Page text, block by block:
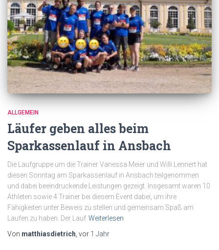
ALLGEMEIN
Läufer geben alles beim
Sparkassenlauf in Ansbach
Die Laufgruppe um die Trainer Vanessa Meier und Willi Lennert hat
diesen Sonntag am Sparkassenlauf in Ansbach teilgenommen
und dabei beeindruckende Leistungen gezeigt. Insgesamt waren 10
Athleten sowie 4 Trainer bei diesem Event dabei, um ihre
Fähigkeiten unter Beweis zu stellen und gemeinsam Spaß am
Laufen zu haben. Der Lauf Weiterlesen
Von matthiasdietrich , vor 1 Jahr